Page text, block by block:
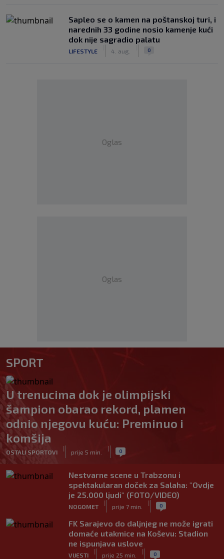
Saplео se o kamen na poštanskoj turi, i
narednih 33 godine nosio kamenje kući
dok nije sagradio palatu
LIFESTYLE 4. aug. 0
Oglas
Oglas
SPORT
U trenucima dok je olimpijski
šampion obarao rekord, plamen
odnio njegovu kuću: Preminuo i
komšija
OSTALI SPORTOVI
|
prije 5 min.
| 0
Nestvarne scene u Trabzonu i
spektakularan doček za Salaha: "Ovdje
je 25.000 ljudi" (FOTO/VIDEO)
NOGOMET
|
prije 7 min.
| 0
FK Sarajevo do daljnjeg ne može igrati
domaće utakmice na Koševu: Stadion
ne ispunjava uslove
VIJESTI
|
prije 25 min.
| 0